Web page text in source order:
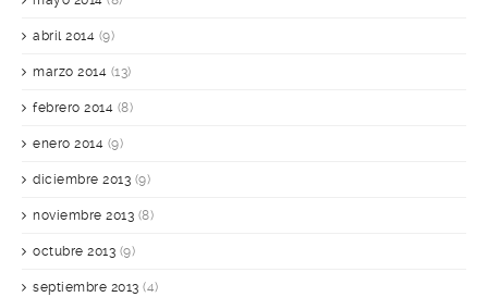
abril 2014 (9)
marzo 2014 (13)
febrero 2014 (8)
enero 2014 (9)
diciembre 2013 (9)
noviembre 2013 (8)
octubre 2013 (9)
septiembre 2013 (4)